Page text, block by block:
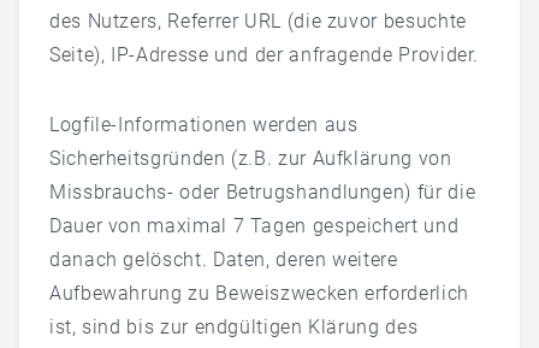
des Nutzers, Referrer URL (die zuvor besuchte
Seite), IP-Adresse und der anfragende Provider.
Logfile-Informationen werden aus
Sicherheitsgründen (z.B. zur Aufklärung von
Missbrauchs- oder Betrugshandlungen) für die
Dauer von maximal 7 Tagen gespeichert und
danach gelöscht. Daten, deren weitere
Aufbewahrung zu Beweiszwecken erforderlich
ist, sind bis zur endgültigen Klärung des